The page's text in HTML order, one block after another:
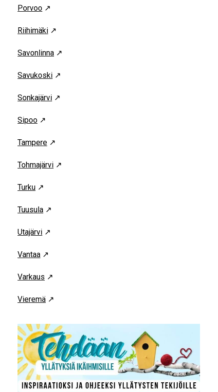
Porvoo ↗
Riihimäki ↗
Savonlinna ↗
Savukoski ↗
Sonkajärvi ↗
Sipoo ↗
Tampere ↗
Tohmajärvi ↗
Turku ↗
Tuusula ↗
Utajärvi ↗
Vantaa ↗
Varkaus ↗
Vieremä ↗